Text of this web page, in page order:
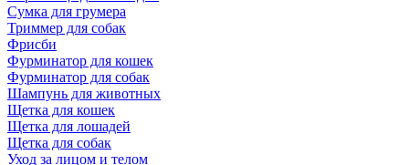
Сумка для грумера
Триммер для собак
Фрисби
Фурминатор для кошек
Фурминатор для собак
Шампунь для животных
Щетка для кошек
Щетка для лошадей
Щетка для собак
Уход за лицом и телом